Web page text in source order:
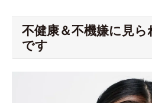
不健康＆不機嫌に見
です